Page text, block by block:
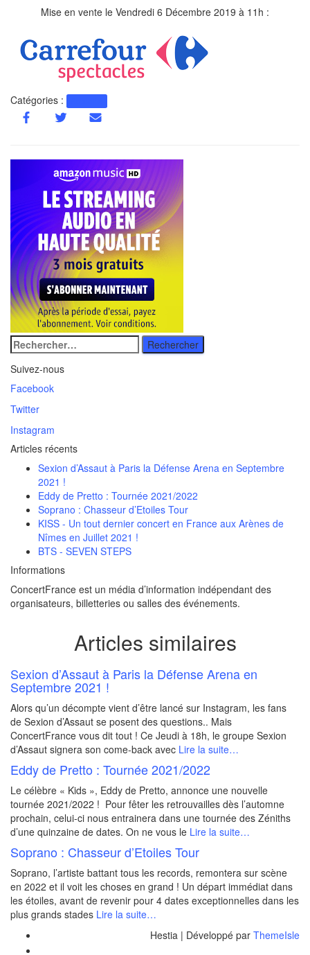
Mise en vente le Vendredi 6 Décembre 2019 à 11h :
Catégories :
Rechercher
:
Suivez-nous
Facebook
Twitter
Instagram
Articles récents
Sexion d’Assaut à Paris la Défense Arena en Septembre
2021 !
Eddy de Pretto : Tournée 2021/2022
Soprano : Chasseur d’Etoiles Tour
KISS - Un tout dernier concert en France aux Arènes de
Nîmes en Juillet 2021 !
BTS - SEVEN STEPS
Informations
ConcertFrance est un média d’information indépendant des
organisateurs, billetteries ou salles des événements.
Articles similaires
Sexion d’Assaut à Paris la Défense Arena en
Septembre 2021 !
Alors qu’un décompte vient d’être lancé sur Instagram, les fans
de Sexion d’Assaut se posent des questions.. Mais
ConcertFrance vous dit tout ! Ce Jeudi à 18h, le groupe Sexion
d’Assaut signera son come-back avec Lire la suite…
Eddy de Pretto : Tournée 2021/2022
Le célèbre « Kids », Eddy de Pretto, annonce une nouvelle
tournée 2021/2022 ! Pour fêter les retrouvailles dès l’automne
prochain, celui-ci nous entrainera dans une tournée des Zéniths
d’une quinzaine de dates. On ne vous le Lire la suite…
Soprano : Chasseur d’Etoiles Tour
Soprano, l’artiste battant tous les records, remontera sur scène
en 2022 et il voit les choses en grand ! Un départ immédiat dans
les étoiles, avant de revenir pour 4 dates exceptionnelles dans les
plus grands stades Lire la suite…
Hestia | Développé par ThemeIsle